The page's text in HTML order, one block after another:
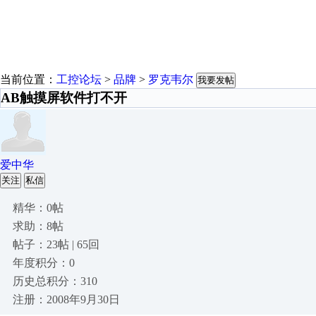
当前位置： 工控论坛 > 品牌 > 罗克韦尔 我要发帖
AB触摸屏软件打不开
爱中华
关注 私信
精华：0帖
求助：8帖
帖子：23帖 | 65回
年度积分：0
历史总积分：310
注册：2008年9月30日